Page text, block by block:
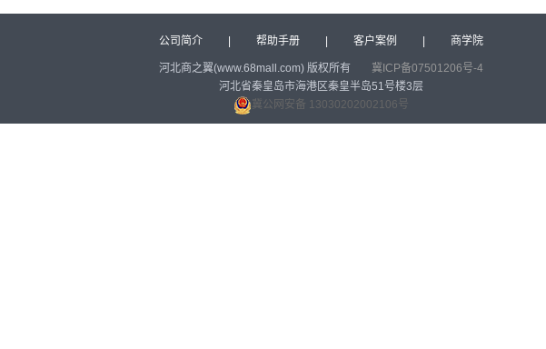
公司简介 帮助手册 客户案例 商学院
河北商之翼(www.68mall.com) 版权所有
冀ICP备07501206号-4
河北省秦皇岛市海港区秦皇半岛51号楼3层
冀公网安备 13030202002106号